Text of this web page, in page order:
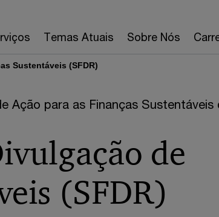
Temas Atuais Sobre Nós
Sustentáveis (SFDR)
Ação para as Finanças Sustentáveis
de
(SFDR)